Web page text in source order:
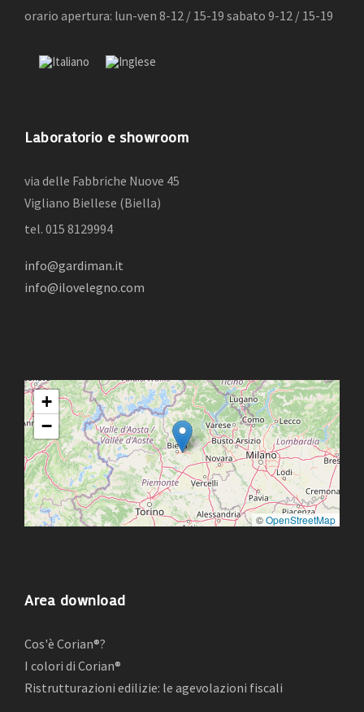
orario apertura: lun-ven 8-12 / 15-19 sabato 9-12 / 15-19
Laboratorio e showroom
via delle Fabbriche Nuove 45
Vigliano Biellese (Biella)
tel. 015 8129994
info@gardiman.it
info@ilovelegno.com
+
−
©OpenStreetMap
Area download
Cos'è Corian®?
I colori di Corian®
Ristrutturazioni edilizie: le agevolazioni fiscali